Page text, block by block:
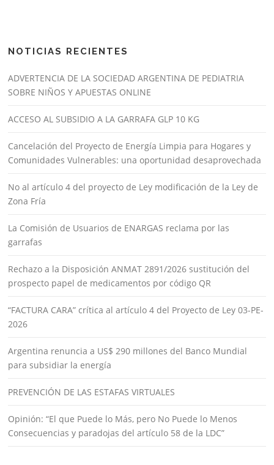
NOTICIAS RECIENTES
ADVERTENCIA DE LA SOCIEDAD ARGENTINA DE PEDIATRIA
SOBRE NIÑOS Y APUESTAS ONLINE
ACCESO AL SUBSIDIO A LA GARRAFA GLP 10 KG
Cancelación del Proyecto de Energía Limpia para Hogares y
Comunidades Vulnerables: una oportunidad desaprovechada
No al artículo 4 del proyecto de Ley modificación de la Ley de
Zona Fría
La Comisión de Usuarios de ENARGAS reclama por las
garrafas
Rechazo a la Disposición ANMAT 2891/2026 sustitución del
prospecto papel de medicamentos por código QR
“FACTURA CARA” crítica al artículo 4 del Proyecto de Ley 03-PE-
2026
Argentina renuncia a US$ 290 millones del Banco Mundial
para subsidiar la energía
PREVENCIÓN DE LAS ESTAFAS VIRTUALES
Opinión: “El que Puede lo Más, pero No Puede lo Menos
Consecuencias y paradojas del artículo 58 de la LDC”